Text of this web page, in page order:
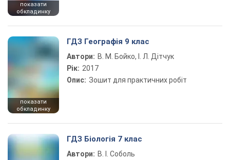
показати
обкладинку
показати
обкладинку
ГДЗ Географія 9 клас
Автори: В. М. Бойко, І. Л. Дітчук
Рік: 2017
Опис: Зошит для практичних робіт
ГДЗ Біологія 7 клас
Автори: В. І. Соболь